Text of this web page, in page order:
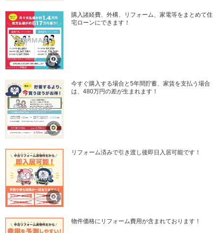
購入諸経費、外構、リフォーム、家電等をまとめて住
宅ローンにできます！
今すぐ購入する場合と5年間貯蓄、家賃を支払う場合
は、480万円の差が生まれます！
リフォーム済みで引き渡し後即日入居可能です！
物件価格にリフォーム費用が含まれております！